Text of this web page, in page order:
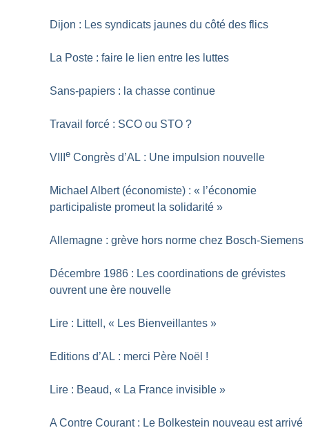
Dijon : Les syndicats jaunes du côté des flics
La Poste : faire le lien entre les luttes
Sans-papiers : la chasse continue
Travail forcé : SCO ou STO ?
VIIIe Congrès d’AL : Une impulsion nouvelle
Michael Albert (économiste) : « l’économie
participaliste promeut la solidarité »
Allemagne : grève hors norme chez Bosch-Siemens
Décembre 1986 : Les coordinations de grévistes
ouvrent une ère nouvelle
Lire : Littell, « Les Bienveillantes »
Editions d’AL : merci Père Noël !
Lire : Beaud, « La France invisible »
A Contre Courant : Le Bolkestein nouveau est arrivé